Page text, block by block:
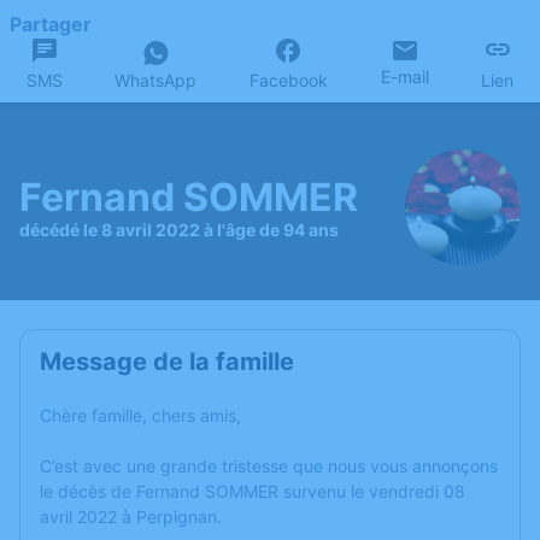
Partager
SMS WhatsApp Facebook E-mail Lien
Fernand SOMMER
décédé le 8 avril 2022 à l'âge de 94 ans
Message de la famille
Chère famille, chers amis,
C’est avec une grande tristesse que nous vous annonçons
le décès de Fernand SOMMER survenu le vendredi 08
avril 2022 à Perpignan.